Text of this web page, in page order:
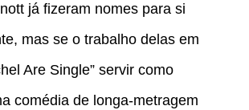
já fizeram nomes para si
mas se o trabalho delas em
Are Single” servir como
comédia de longa-metragem